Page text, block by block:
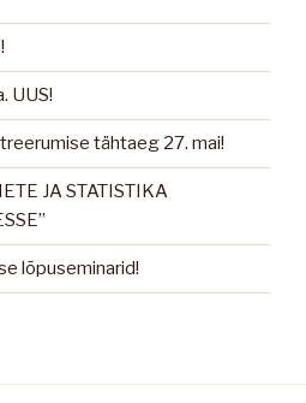
UUS!
tähtaeg 27. mai!
JA STATISTIKA
lõpuseminarid!